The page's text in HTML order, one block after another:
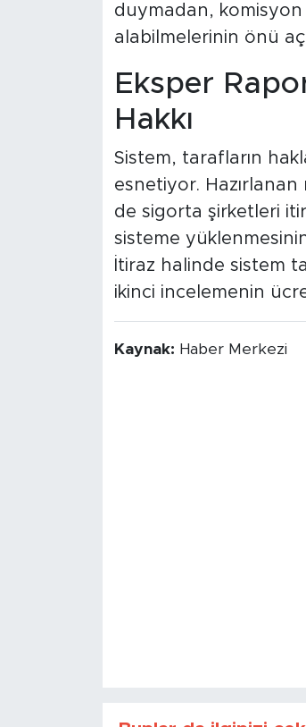
duymadan,
alabilmelerinin önü
Eksper
Hakkı
Sistem, tarafların
esnetiyor.
de sigorta şirketleri
sisteme
İtiraz halinde sistem
ikinci incelemenin
Kaynak: Haber Merkezi